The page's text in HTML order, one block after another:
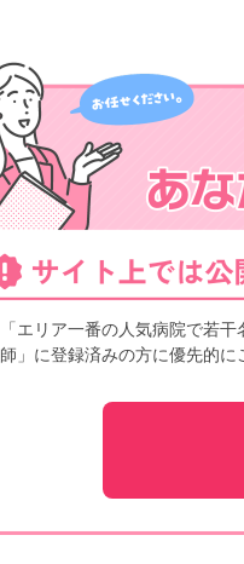
「エリア一番の人気病院で若
師」に登録済みの方に優先的に